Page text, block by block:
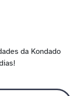
da Kondado